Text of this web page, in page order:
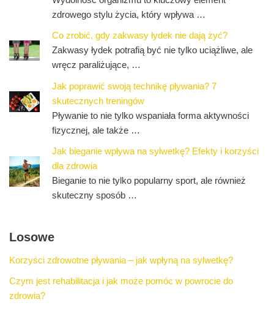
zdrowego stylu życia, który wpływa …
Co zrobić, gdy zakwasy łydek nie dają żyć?
Zakwasy łydek potrafią być nie tylko uciążliwe, ale
wręcz paraliżujące, …
Jak poprawić swoją technikę pływania? 7
skutecznych treningów
Pływanie to nie tylko wspaniała forma aktywności
fizycznej, ale także …
Jak bieganie wpływa na sylwetkę? Efekty i korzyści
dla zdrowia
Bieganie to nie tylko popularny sport, ale również
skuteczny sposób …
Losowe
Korzyści zdrowotne pływania – jak wpłyną na sylwetkę?
Czym jest rehabilitacja i jak może pomóc w powrocie do
zdrowia?